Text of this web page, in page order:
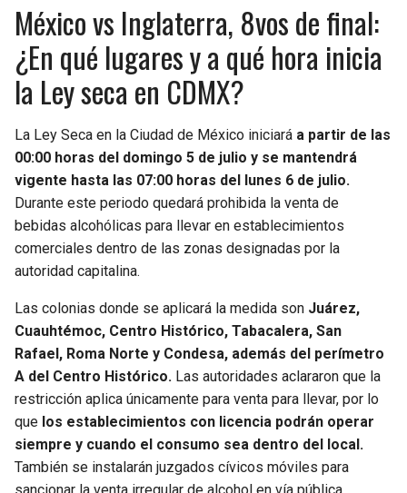
México vs Inglaterra, 8vos de final:
¿En qué lugares y a qué hora inicia
la Ley seca en CDMX?
La Ley Seca en la Ciudad de México iniciará a partir de las
00:00 horas del domingo 5 de julio y se mantendrá
vigente hasta las 07:00 horas del lunes 6 de julio.
Durante este periodo quedará prohibida la venta de
bebidas alcohólicas para llevar en establecimientos
comerciales dentro de las zonas designadas por la
autoridad capitalina.
Las colonias donde se aplicará la medida son Juárez,
Cuauhtémoc, Centro Histórico, Tabacalera, San
Rafael, Roma Norte y Condesa, además del perímetro
A del Centro Histórico. Las autoridades aclararon que la
restricción aplica únicamente para venta para llevar, por lo
que los establecimientos con licencia podrán operar
siempre y cuando el consumo sea dentro del local.
También se instalarán juzgados cívicos móviles para